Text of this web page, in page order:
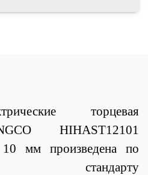
торцевая
HIHAST12101
мм произведена по
стандарту